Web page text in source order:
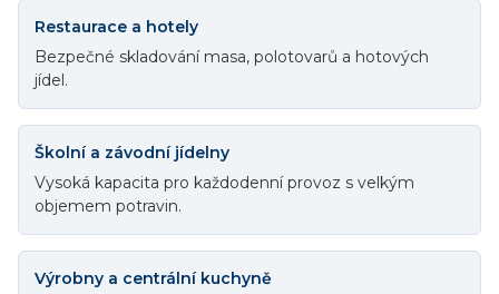
Restaurace a hotely
Bezpečné skladování masa, polotovarů a hotových
jídel.
Školní a závodní jídelny
Vysoká kapacita pro každodenní provoz s velkým
objemem potravin.
Výrobny a centrální kuchyně